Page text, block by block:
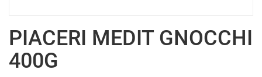
PIACERI MEDIT GNOCCHI
400G